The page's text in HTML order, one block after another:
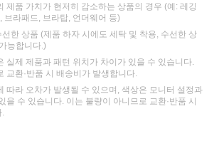
제품 가치가 현저히 감소하는 상품의 경우 (예: 레깅
브라패드, 브라탑, 언더웨어 등)
한 상품 (제품 하자 시에도 세탁 및 착용, 수선한 상
능합니다.)
실제 제품과 패턴 위치가 차이가 있을 수 있습니다.
교환·반품 시 배송비가 발생합니다.
따라 오차가 발생될 수 있으며, 색상은 모니터 설정과
을 수 있습니다. 이는 불량이 아니므로 교환·반품 시